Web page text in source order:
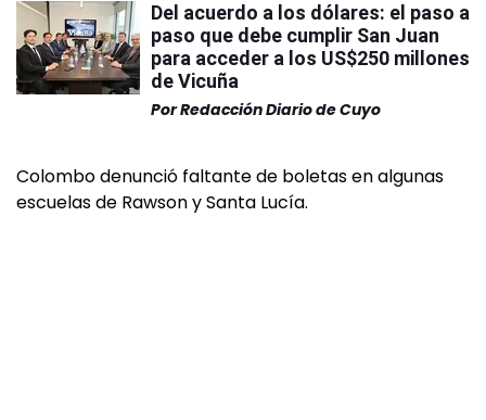
Del acuerdo a los dólares: el paso a
paso que debe cumplir San Juan
para acceder a los US$250 millones
de Vicuña
PorRedacción Diario de Cuyo
Colombo denunció faltante de boletas en algunas
escuelas de Rawson y Santa Lucía.